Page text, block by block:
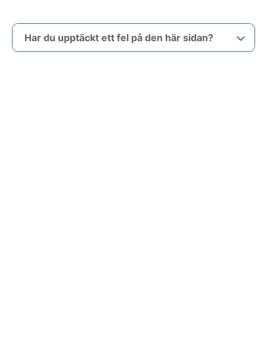
Har du upptäckt ett fel på den här sidan?